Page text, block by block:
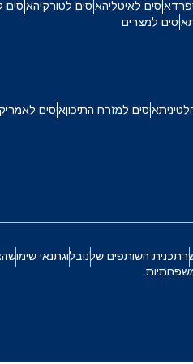
איסים לאיטליהאיסים לטורקיהאיסים
איסים למצרים
איסים למזרח התיכוןאיסים
תכנית השותפים שלנובלוגתנאי שימוש
العربية
Polski
SGD - דולר סינגפורי
CAD - דולר קנדי